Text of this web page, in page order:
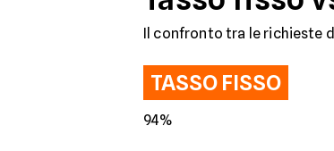
Il confronto tra le richieste
TASSO FISSO
94%